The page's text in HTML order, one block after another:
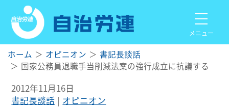
メニュー
ホーム オピニオン
書記長談話
国家公務員退職手当削減法案の強行成立に抗議する
2012年11月16日
書記長談話
オピニオン